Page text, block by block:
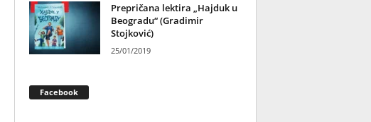
Prepričana lektira „Hajduk u
Beogradu“ (Gradimir
Stojković)
25/01/2019
Facebook